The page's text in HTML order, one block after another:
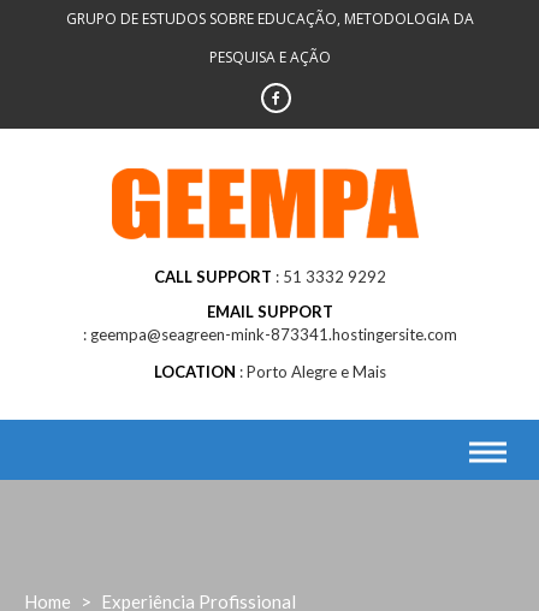
GRUPO DE ESTUDOS SOBRE EDUCAÇÃO, METODOLOGIA DA
PESQUISA E AÇÃO
CALL SUPPORT
51 3332 9292
EMAIL SUPPORT
geempa@seagreen-mink-873341.hostingersite.com
LOCATION
Porto Alegre e Mais
Home > Experiência Profissional